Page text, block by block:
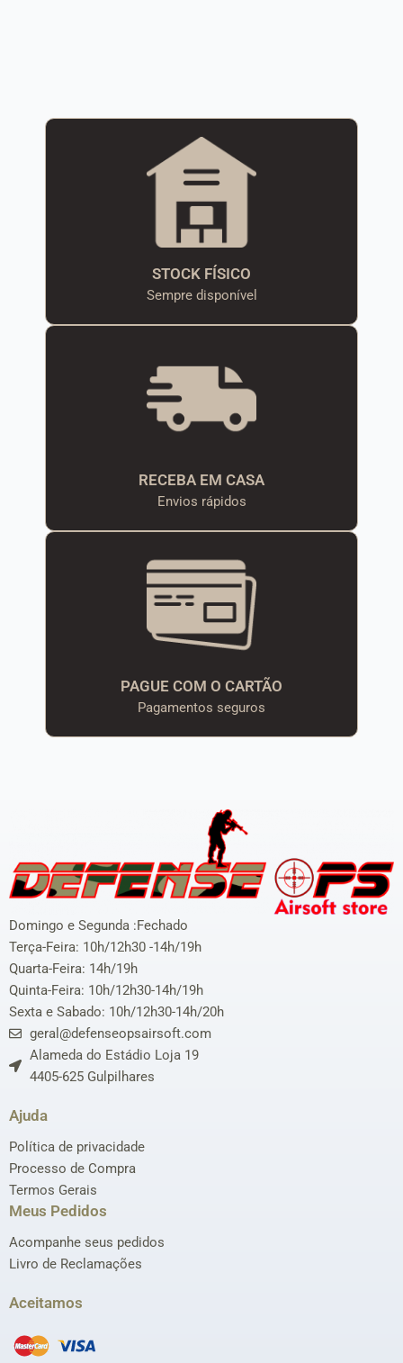
STOCK FÍSICO
Sempre disponível
RECEBA EM CASA
Envios rápidos
PAGUE COM O CARTÃO
Pagamentos seguros
Domingo e Segunda :Fechado
Terça-Feira: 10h/12h30 -14h/19h
Quarta-Feira: 14h/19h
Quinta-Feira: 10h/12h30-14h/19h
Sexta e Sabado: 10h/12h30-14h/20h
geral@defenseopsairsoft.com
Alameda do Estádio Loja 19
4405-625 Gulpilhares
Ajuda
Política de privacidade
Processo de Compra
Termos Gerais
Meus Pedidos
Acompanhe seus pedidos
Livro de Reclamações
Aceitamos